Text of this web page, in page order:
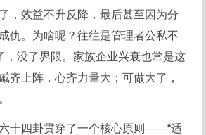
，效益不升反降，最后甚至因为分
仇。为啥呢？往往是管理者公私不
，没了界限。家族企业兴衰也常是这
齐上阵，心齐力量大；可做大了，
十四卦贯穿了一个核心原则——“适